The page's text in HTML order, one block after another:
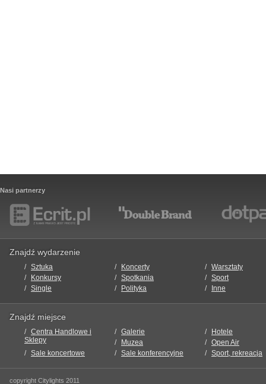
Nasi partnerzy
Znajdź wydarzenie
Sztuka Koncerty
Warsztaty
Konkursy
Spotkania
Sport
Single
Polityka Inne
Znajdź miejsce
Centra Handlowe i
Sklepy
Galerie
Hotele
Muzea
Open Air
Sale koncertowe
Sale konferencyjne Sport, rekreacja
copyright Citylights 2011